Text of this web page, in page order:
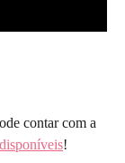
contar com a
!